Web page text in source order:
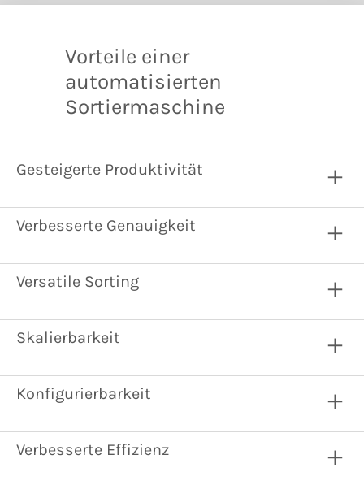
Vorteile einer
automatisierten
Sortiermaschine
Gesteigerte Produktivität
Verbesserte Genauigkeit
Versatile Sorting
Skalierbarkeit
Konfigurierbarkeit
Verbesserte Effizienz